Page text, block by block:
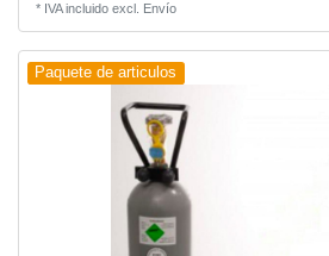
* IVA incluidoexcl. Envío
Paquete de articulos